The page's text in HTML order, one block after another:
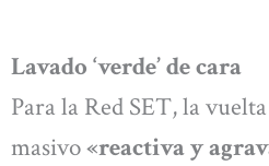
Lavado ‘verde’ de cara
Para la Red SET, la
masivo«reactiva y